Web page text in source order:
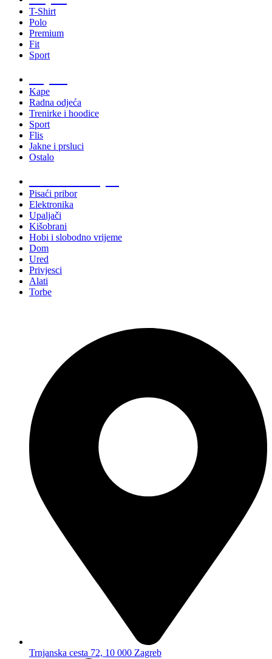
T-Shirt
Polo
Premium
Fit
Sport
Kape
Radna odjeća
Trenirke i hoodice
Sport
Flis
Jakne i prsluci
Ostalo
Pisaći pribor
Elektronika
Upaljači
Kišobrani
Hobi i slobodno vrijeme
Dom
Ured
Privjesci
Alati
Torbe
Trnjanska cesta 72, 10 000 Zagreb